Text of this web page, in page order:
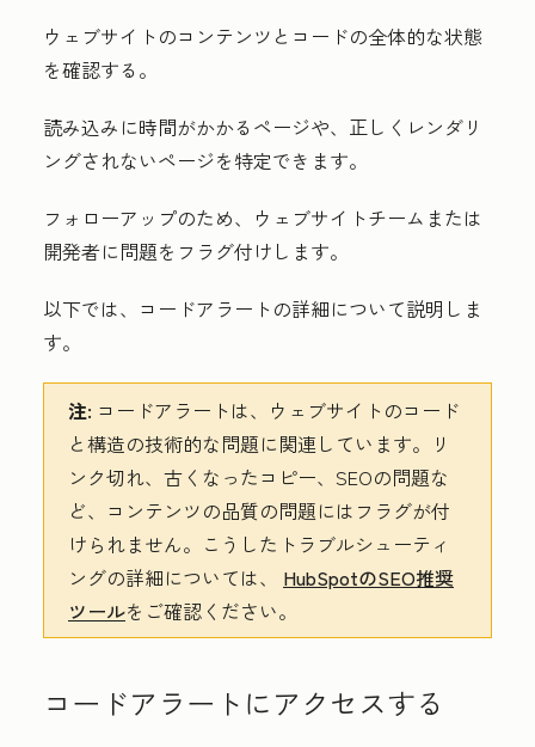
ウェブサイトのコンテンツとコードの全体的な状態
を確認する。
読み込みに時間がかかるページや、正しくレンダリ
ングされないページを特定できます。
フォローアップのため、ウェブサイトチームまたは
開発者に問題をフラグ付けします。
以下では、コードアラートの詳細について説明しま
す。
注: コードアラートは、ウェブサイトのコード
と構造の技術的な問題に関連しています。リ
ンク切れ、古くなったコピー、SEOの問題な
ど、コンテンツの品質の問題にはフラグが付
けられません。こうしたトラブルシューティ
ングの詳細については、 HubSpotのSEO推奨
ツールをご確認ください。
コードアラートにアクセスする